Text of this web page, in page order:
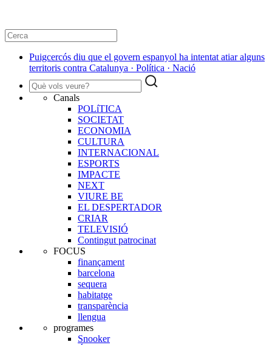
Puigcercós diu que el govern espanyol ha intentat atiar alguns
territoris contra Catalunya · Política · Nació
Canals
POLíTICA
SOCIETAT
ECONOMIA
CULTURA
INTERNACIONAL
ESPORTS
IMPACTE
NEXT
VIURE BE
EL DESPERTADOR
CRIAR
TELEVISIÓ
Contingut patrocinat
FOCUS
finançament
barcelona
sequera
habitatge
transparència
llengua
programes
Snooker